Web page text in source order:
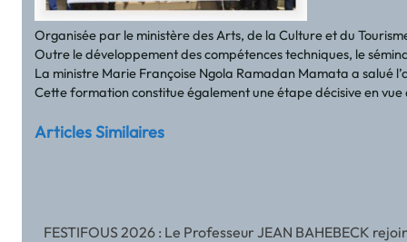
Organisée par le ministère des Arts, de la Culture et du
Outre le développement des compétences techniques, le
La ministre Marie Françoise Ngola Ramadan Mamata a salué
Cette formation constitue également une étape décisive en
Articles Similaires
FESTIFOUS 2026 : Le Professeur JEAN BAHEBECK